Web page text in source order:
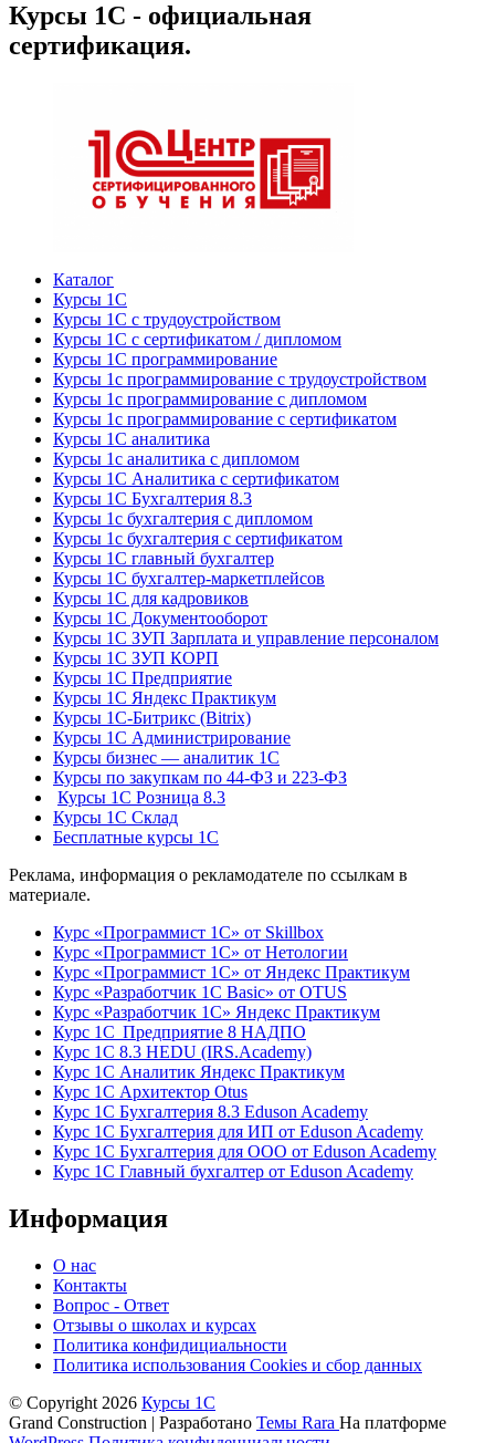
Курсы 1С - официальная
сертификация.
Каталог
Курсы 1С
Курсы 1С с трудоустройством
Курсы 1С с сертификатом / дипломом
Курсы 1С программирование
Курсы 1с программирование с трудоустройством
Курсы 1с программирование с дипломом
Курсы 1с программирование с сертификатом
Курсы 1С аналитика
Курсы 1с аналитика с дипломом
Курсы 1С Аналитика с сертификатом
Курсы 1С Бухгалтерия 8.3
Курсы 1с бухгалтерия с дипломом
Курсы 1с бухгалтерия с сертификатом
Курсы 1С главный бухгалтер
Курсы 1С бухгалтер-маркетплейсов
Курсы 1С для кадровиков
Курсы 1С Документооборот
Курсы 1С ЗУП Зарплата и управление персоналом
Курсы 1С ЗУП КОРП
Курсы 1С Предприятие
Курсы 1С Яндекс Практикум
Курсы 1С-Битрикс (Bitrix)
Курсы 1С Администрирование
Курсы бизнес — аналитик 1С
Курсы по закупкам по 44‑ФЗ и 223‑ФЗ
Курсы 1С Розница 8.3
Курсы 1С Склад
Бесплатные курсы 1С
Реклама, информация о рекламодателе по ссылкам в
материале.
Курс «Программист 1С» от Skillbox
Курс «Программист 1С» от Нетологии
Курс «Программист 1С» от Яндекс Практикум
Курс «Разработчик 1С Basic» от OTUS
Курс «Разработчик 1С» Яндекс Практикум
Курс 1С Предприятие 8 НАДПО
Курс 1С 8.3 HEDU (IRS.Academy)
Курс 1С Аналитик Яндекс Практикум
Курс 1С Архитектор Otus
Курс 1С Бухгалтерия 8.3 Eduson Academy
Курс 1С Бухгалтерия для ИП от Eduson Academy
Курс 1С Бухгалтерия для ООО от Eduson Academy
Курс 1С Главный бухгалтер от Eduson Academy
Информация
О нас
Контакты
Вопрос - Ответ
Отзывы о школах и курсах
Политика конфидициальности
Политика использования Cookies и сбор данных
© Copyright 2026 Курсы 1С
Grand Construction | Разработано Темы Rara На платформе